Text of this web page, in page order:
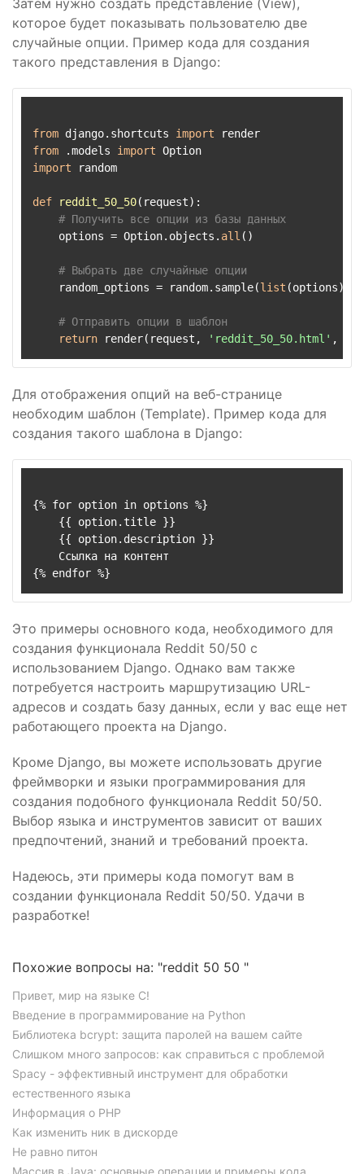
Затем нужно создать представление (View),
которое будет показывать пользователю две
случайные опции. Пример кода для создания
такого представления в Django:
from django.shortcuts import
from .models import
import random
def reddit_50_50( request):
# Получить все опции из базы данных
    options = Option.objects.
all ()
# Выбрать две случайные опции
    random_options = random.sample(
list (options),
# Отправить опции в шаблон
return render(request, 'reddit_50_50.html' , {
Для отображения опций на веб-странице
необходим шаблон (Template). Пример кода для
создания такого шаблона в Django:
{% for option in options %}
    {{ option.title }}
    {{ option.description }}
    Ссылка на контент
Это примеры основного кода, необходимого для
создания функционала Reddit 50/50 с
использованием Django. Однако вам также
потребуется настроить маршрутизацию URL-
адресов и создать базу данных, если у вас еще нет
работающего проекта на Django.
Кроме Django, вы можете использовать другие
фреймворки и языки программирования для
создания подобного функционала Reddit 50/50.
Выбор языка и инструментов зависит от ваших
предпочтений, знаний и требований проекта.
Надеюсь, эти примеры кода помогут вам в
создании функционала Reddit 50/50. Удачи в
разработке!
Похожие вопросы на: "reddit 50 50 "
Привет, мир на языке C!
Введение в программирование на Python
Библиотека bcrypt: защита паролей на вашем сайте
Слишком много запросов: как справиться с проблемой
Spacy - эффективный инструмент для обработки
естественного языка
Информация о PHP
Как изменить ник в дискорде
Не равно питон
Массив в Java: основные операции и примеры кода